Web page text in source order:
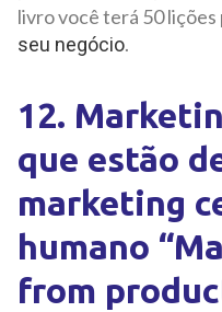
livro você terá 50
seu negócio.
12.
que estão
marketing
humano
from